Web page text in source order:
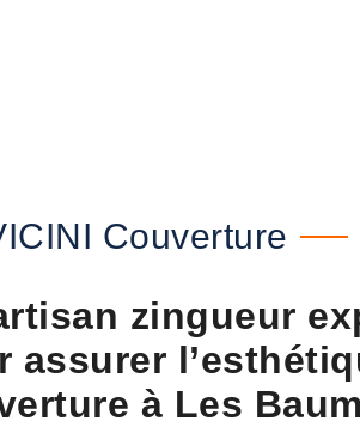
Couverture
zingueur
assurer
à Les